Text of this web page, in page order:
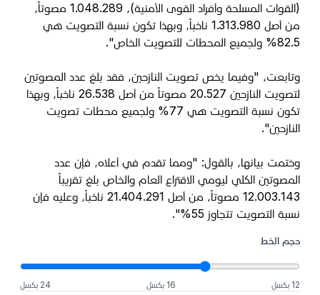
(القوات المسلحة وأفراد القوى الأمنية)، 1.048.289 مصوتاً،
من أصل 1.313.980 ناخباً، وبهذا تكون نسبة التصويت هي
82.5% ولجميع المحطات للتصويت الخاص".
وتابعت، "وفيما يخص تصويت النازحين، فقد بلغ عدد المصوتين
لتصويت النازحين 20.527 مصوتاً من أصل 26.538 ناخباً، وبهذا
تكون نسبة التصويت هي 77% ولجميع محطات تصويت
النازحين".
وختمت بيانها، بالقول: "ومما تقدم في أعلاه، فإن عدد
المصوتين الكلي ليومي الاقتراع العام والخاص بلغ تقريباً
12.003.143 مصوتاً، من أصل 21.404.291 ناخباً، وعليه فإن
نسبة التصويت تتجاوز 55%".
حجم الخط
12 بكسل 16 بكسل 24 بكسل